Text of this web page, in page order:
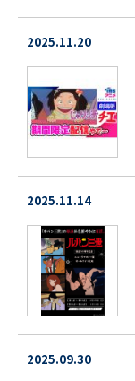
2025.11.20
2025.11.14
2025.09.30